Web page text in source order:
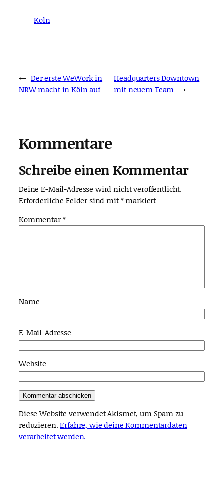
Köln
← Der erste WeWork in
NRW macht in Köln auf
Headquarters Downtown
mit neuem Team →
Kommentare
Schreibe einen Kommentar
Deine E-Mail-Adresse wird nicht veröffentlicht.
Erforderliche Felder sind mit*markiert
Kommentar*
Name
E-Mail-Adresse
Website
Diese Website verwendet Akismet, um Spam zu
reduzieren.Erfahre, wie deine Kommentardaten
verarbeitet werden.